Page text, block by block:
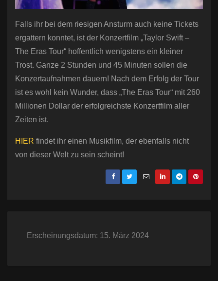
Falls ihr bei dem riesigen Ansturm auch keine Tickets
ergattern konntet, ist der Konzertfilm „Taylor Swift –
The Eras Tour“ hoffentlich wenigstens ein kleiner
Trost. Ganze 2 Stunden und 45 Minuten sollen die
Konzertaufnahmen dauern! Nach dem Erfolg der Tour
ist es wohl kein Wunder, dass „The Eras Tour“ mit 260
Millionen Dollar der erfolgreichste Konzertfilm aller
Zeiten ist.
HIER findet ihr einen Musikfilm, der ebenfalls nicht
von dieser Welt zu sein scheint!
Erscheinungsdatum: 15. März 2024